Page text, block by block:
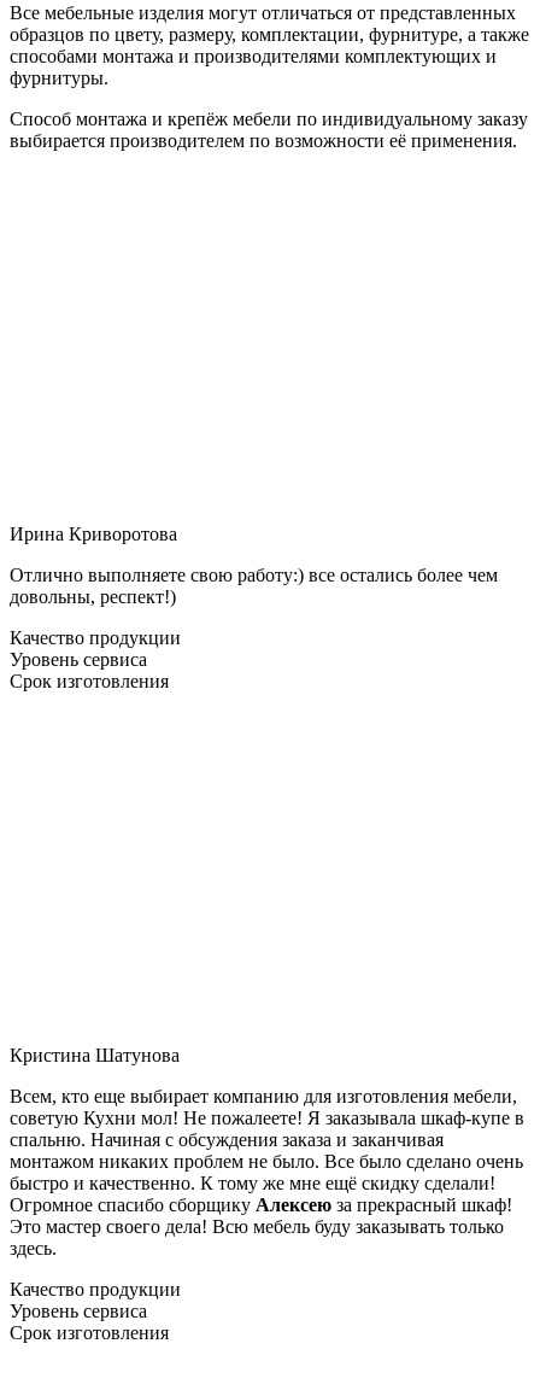
Все мебельные изделия могут отличаться от представленных
образцов по цвету, размеру, комплектации, фурнитуре, а также
способами монтажа и производителями комплектующих и
фурнитуры.
Способ монтажа и крепёж мебели по индивидуальному заказу
выбирается производителем по возможности её применения.
Ирина Криворотова
Отлично выполняете свою работу:) все остались более чем
довольны, респект!)
Качество продукции
Уровень сервиса
Срок изготовления
Кристина Шатунова
Всем, кто еще выбирает компанию для изготовления мебели,
советую Кухни мол! Не пожалеете! Я заказывала шкаф-купе в
спальню. Начиная с обсуждения заказа и заканчивая
монтажом никаких проблем не было. Все было сделано очень
быстро и качественно. К тому же мне ещё скидку сделали!
Огромное спасибо сборщику Алексею за прекрасный шкаф!
Это мастер своего дела! Всю мебель буду заказывать только
здесь.
Качество продукции
Уровень сервиса
Срок изготовления